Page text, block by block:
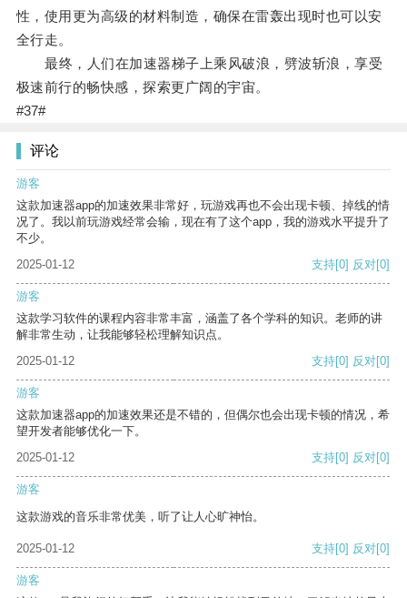
性，使用更为高级的材料制造，确保在雷轰出现时也可以安
全行走。
最终，人们在加速器梯子上乘风破浪，劈波斩浪，享受
极速前行的畅快感，探索更广阔的宇宙。
#37#
评论
游客
这款加速器app的加速效果非常好，玩游戏再也不会出现卡顿、掉线的情
况了。我以前玩游戏经常会输，现在有了这个app，我的游戏水平提升了
不少。
2025-01-12
支持[0] 反对[0]
游客
这款学习软件的课程内容非常丰富，涵盖了各个学科的知识。老师的讲
解非常生动，让我能够轻松理解知识点。
2025-01-12
支持[0] 反对[0]
游客
这款加速器app的加速效果还是不错的，但偶尔也会出现卡顿的情况，希
望开发者能够优化一下。
2025-01-12
支持[0] 反对[0]
游客
这款游戏的音乐非常优美，听了让人心旷神怡。
2025-01-12 支持[0] 反对[0]
游客